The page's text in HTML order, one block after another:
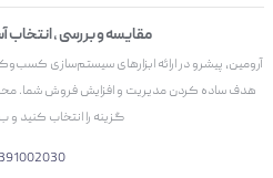
مقایسه و بررسی ، انتخاب
آرومین، پیشرو در ارائه ابزارهای سیستم‌سازی
هدف ساده کردن مدیریت و افزایش فروش شما.
گزینه را انتخاب کنید و ب